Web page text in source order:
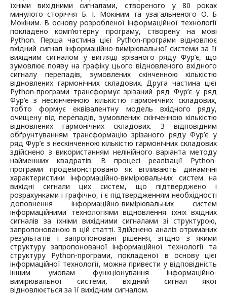
їхніми вихідними сигналами, створеного у 80 роках
минулого сторіччя Б. І. Мокіним та узагальненого О. Б
Мокіним. В основу розробленої інформаційної технології
покладено комп’ютерну програму, створену на мові
Python. Перша частина цієї Python-програми відновлює
вхідний сигнал інформаційно-вимірювальної системи за її
вихідним сигналом у вигляді зрізаного ряду Фур’є, що
зумовлює появу на графіку цього відновленого вхідного
сигналу перепадів, зумовлених скінченною кількістю
відновлених гармонічних складових. Друга частина цієї
Python-програми трансформує зрізаний ряд Фур’є у ряд
Фур’є з нескінченною кількістю гармонічних складових,
тобто формує еквівалентну модель вхідного ряду,
очищену від перепадів, зумовлених скінченною кількістю
відновлених гармонічних складових. З відповідним
обґрунтуванням трансформацію зрізаного ряду Фур’є у
ряд Фур’є з нескінченною кількістю гармонічних складових
здійснено з використанням нелінійного варіанта методу
найменших квадратів. В процесі реалізації Python-
програми продемонстровано як впливають динамічні
характеристики інформаційно-вимірювальних систем на
вихідні сигнали цих систем, що підтверджено і
розрахунками і графічно, і є підтвердженням необхідності
доповнення інформаційно-вимірювальних систем
інформаційними технологіями відновлення їхніх вхідних
сигналів за їхніми вихідними сигналами зі структурою,
запропонованою в цій статті. Здійснено аналіз отриманих
результатів і запропоновані рішення, згідно з якими
структуру запропонованої інформаційної технології та
структуру Python-програми, покладеної в основу цієї
інформаційної технології, можна привести у відповідність
іншим умовам функціонування інформаційно-
вимірювальної системи, вхідний сигнал якої
відновлюється за її вихідним сигналом.